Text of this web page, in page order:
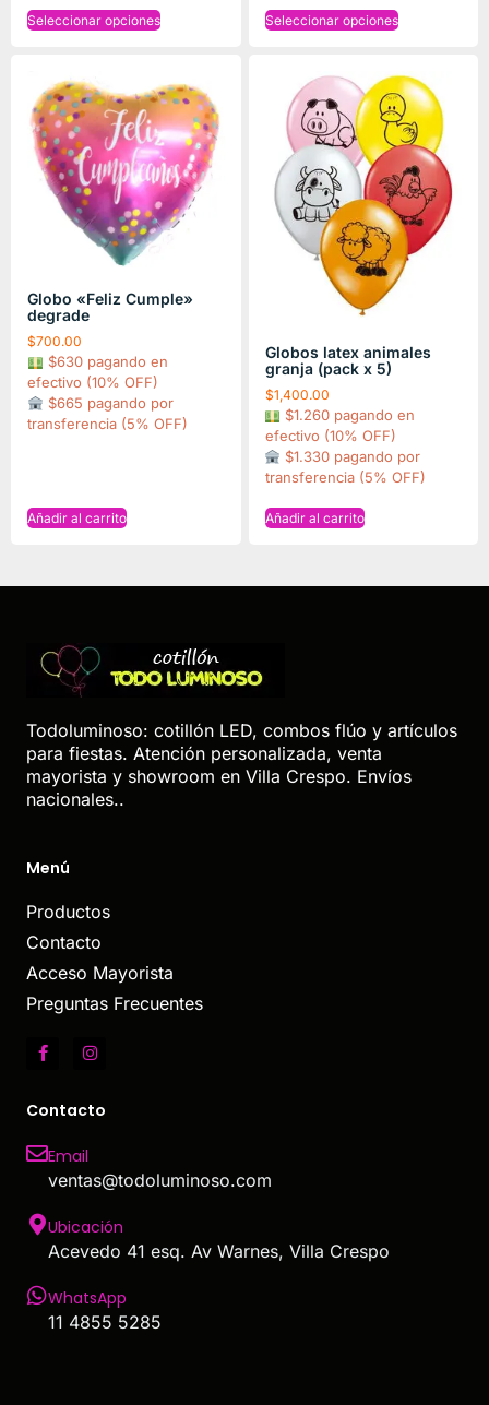
Seleccionar opciones Seleccionar opciones
Globo «Feliz Cumple»
degrade
$700.00
$630 pagando en
efectivo (10% OFF)
$665 pagando por
transferencia (5% OFF)
Añadir al carrito
Globos latex animales
granja (pack x 5)
$1,400.00
$1.260 pagando en
efectivo (10% OFF)
$1.330 pagando por
transferencia (5% OFF)
Añadir al carrito
Todoluminoso: cotillón LED, combos flúo y artículos
para fiestas. Atención personalizada, venta
mayorista y showroom en Villa Crespo. Envíos
nacionales..
Menú
Productos
Contacto
Acceso Mayorista
Preguntas Frecuentes
Contacto
Email
ventas@todoluminoso.com
Ubicación
Acevedo 41 esq. Av Warnes, Villa Crespo
WhatsApp
11 4855 5285